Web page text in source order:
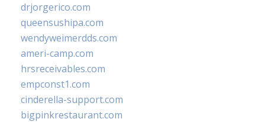
drjorgerico.com
queensushipa.com
wendyweimerdds.com
ameri-camp.com
hrsreceivables.com
empconst1.com
cinderella-support.com
bigpinkrestaurant.com